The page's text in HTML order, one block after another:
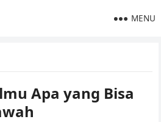
MENU
Apa yang Bisa